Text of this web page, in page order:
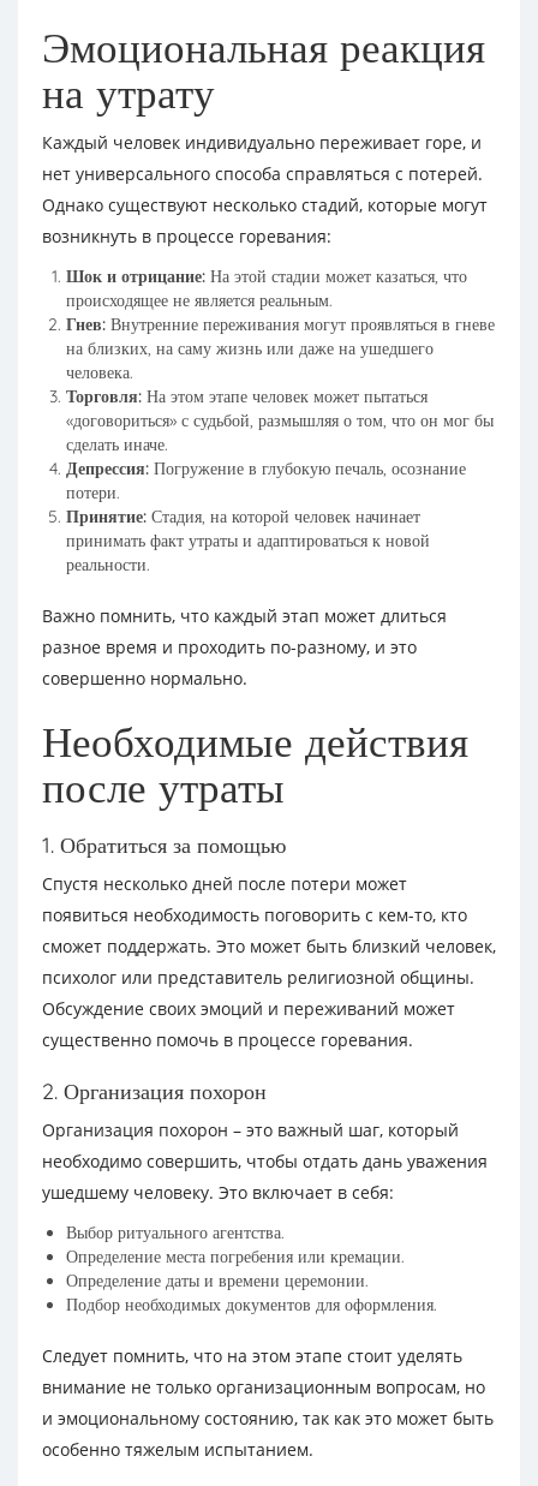
Эмоциональная реакция
на утрату
Каждый человек индивидуально переживает горе, и
нет универсального способа справляться с потерей.
Однако существуют несколько стадий, которые могут
возникнуть в процессе горевания:
Шок и отрицание: На этой стадии может казаться, что
происходящее не является реальным.
Гнев: Внутренние переживания могут проявляться в гневе
на близких, на саму жизнь или даже на ушедшего
человека.
Торговля: На этом этапе человек может пытаться
«договориться» с судьбой, размышляя о том, что он мог бы
сделать иначе.
Депрессия: Погружение в глубокую печаль, осознание
потери.
Принятие: Стадия, на которой человек начинает
принимать факт утраты и адаптироваться к новой
реальности.
Важно помнить, что каждый этап может длиться
разное время и проходить по-разному, и это
совершенно нормально.
Необходимые действия
после утраты
1. Обратиться за помощью
Спустя несколько дней после потери может
появиться необходимость поговорить с кем-то, кто
сможет поддержать. Это может быть близкий человек,
психолог или представитель религиозной общины.
Обсуждение своих эмоций и переживаний может
существенно помочь в процессе горевания.
2. Организация похорон
Организация похорон – это важный шаг, который
необходимо совершить, чтобы отдать дань уважения
ушедшему человеку. Это включает в себя:
Выбор ритуального агентства.
Определение места погребения или кремации.
Определение даты и времени церемонии.
Подбор необходимых документов для оформления.
Следует помнить, что на этом этапе стоит уделять
внимание не только организационным вопросам, но
и эмоциональному состоянию, так как это может быть
особенно тяжелым испытанием.